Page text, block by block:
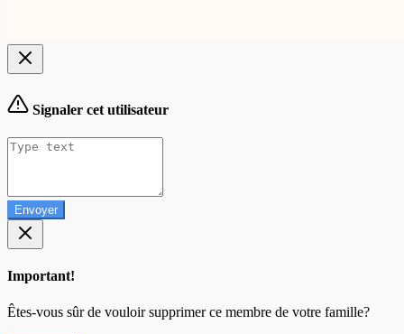
Signaler cet utilisateur
Envoyer
Important!
Êtes-vous sûr de vouloir supprimer ce membre de votre famille?